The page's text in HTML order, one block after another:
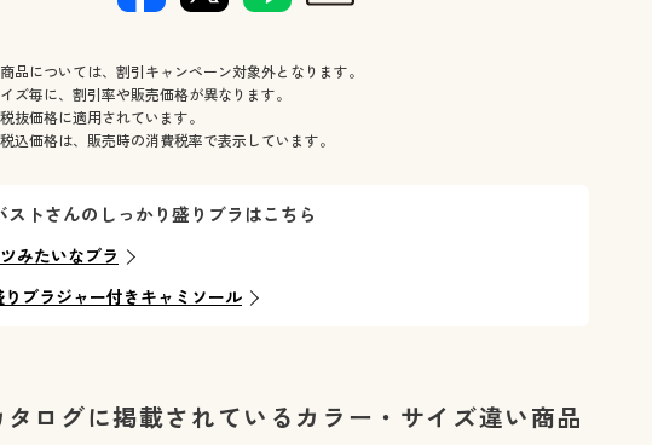
品については、割引キャンペーン対象外となります。
ズ毎に、割引率や販売価格が異なります。
抜価格に適用されています。
込価格は、販売時の消費税率で表示しています。
ストさんのしっかり盛りブラはこちら
みたいなブラ
りブラジャー付きキャミソール
タログに掲載されているカラー・サイズ違い商品